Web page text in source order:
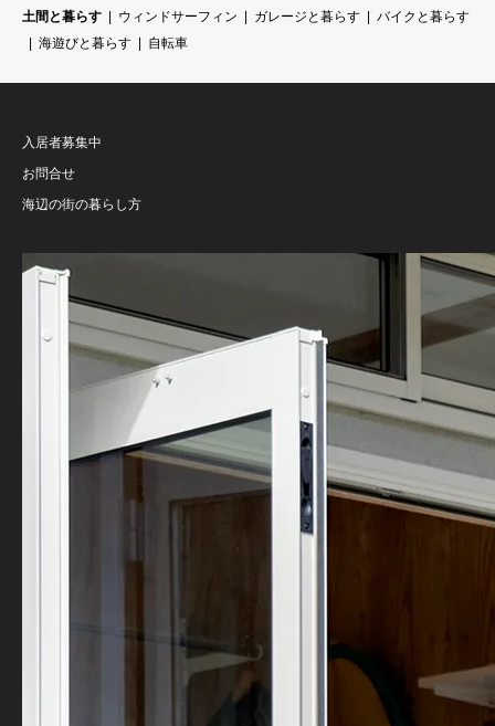
土間と暮らす
ウィンドサーフィン ガレージと暮らす
バイクと暮らす
海遊びと暮らす
自転車
入居者募集中
お問合せ
海辺の街の暮らし方